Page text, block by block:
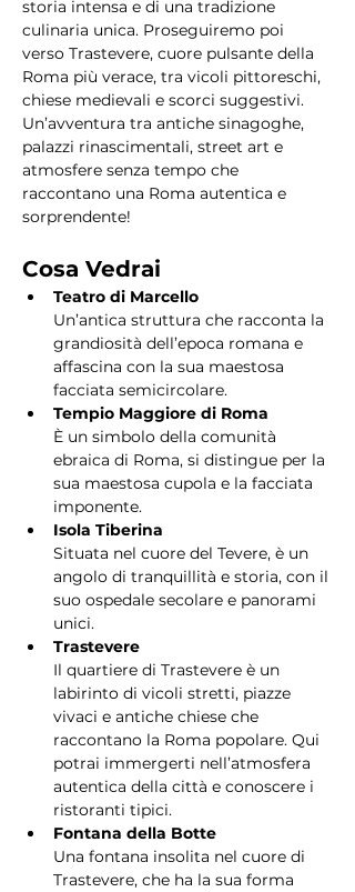
storia intensa e di una tradizione
culinaria unica. Proseguiremo poi
verso Trastevere, cuore pulsante della
Roma più verace, tra vicoli pittoreschi,
chiese medievali e scorci suggestivi.
Un’avventura tra antiche sinagoghe,
palazzi rinascimentali, street art e
atmosfere senza tempo che
raccontano una Roma autentica e
sorprendente!
Cosa Vedrai
Teatro di Marcello
Un’antica struttura che racconta la
grandiosità dell’epoca romana e
affascina con la sua maestosa
facciata semicircolare.
Tempio Maggiore di Roma
È un simbolo della comunità
ebraica di Roma, si distingue per la
sua maestosa cupola e la facciata
imponente.
Isola Tiberina
Situata nel cuore del Tevere, è un
angolo di tranquillità e storia, con il
suo ospedale secolare e panorami
unici.
Trastevere
Il quartiere di Trastevere è un
labirinto di vicoli stretti, piazze
vivaci e antiche chiese che
raccontano la Roma popolare. Qui
potrai immergerti nell’atmosfera
autentica della città e conoscere i
ristoranti tipici.
Fontana della Botte
Una fontana insolita nel cuore di
Trastevere, che ha la sua forma